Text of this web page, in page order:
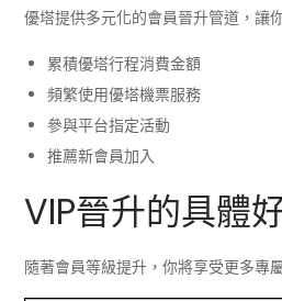
優塔提供多元化的會員晉升管道，讓
累積優塔行程消費金額
頻繁使用優塔機票服務
參與平台指定活動
推薦新會員加入
VIP晉升的具體
隨著會員等級提升，你將享受更多專